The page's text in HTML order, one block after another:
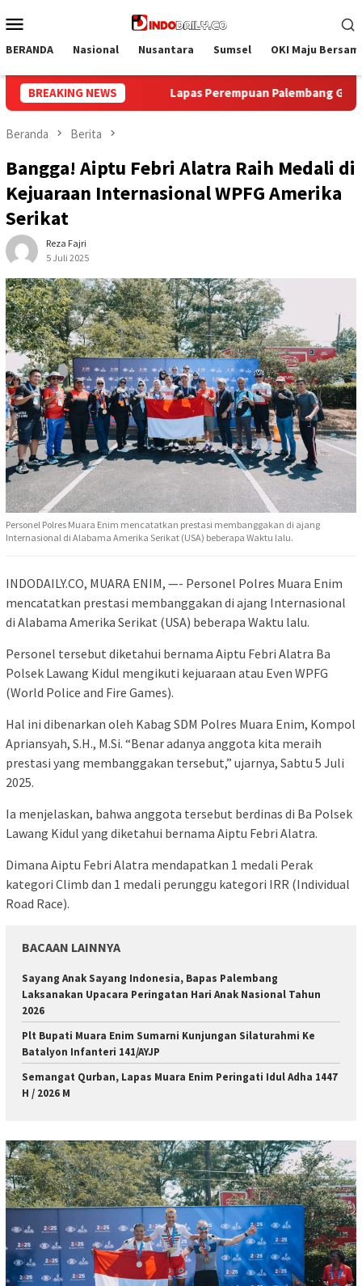
ke
Mobile
BERANDA Nasional Nusantara Sumsel OKI Maju
BREAKING NEWS
Palembang Gelar Aksi Bersih Kemerdekaan, Kobarkan
Beranda Berita
Bangga! Aiptu Febri Alatra Raih Medali di
Kejuaraan Internasional WPFG Amerika
Serikat
Reza Fajri
5 Juli 2025
Personel Polres Muara Enim mencatatkan prestasi membanggakan di ajang
Internasional di Alabama Amerika Serikat (USA) beberapa Waktu lalu.
INDODAILY.CO, MUARA ENIM, —- Personel Polres Muara Enim
mencatatkan prestasi membanggakan di ajang Internasional
di Alabama Amerika Serikat (USA) beberapa Waktu lalu.
Personel tersebut diketahui bernama Aiptu Febri Alatra Ba
Polsek Lawang Kidul mengikuti kejuaraan atau Even WPFG
(World Police and Fire Games).
Hal ini dibenarkan oleh Kabag SDM Polres Muara Enim, Kompol
Apriansyah, S.H., M.Si. “Benar adanya anggota kita meraih
prestasi yang membanggakan tersebut,” ujarnya, Sabtu 5 Juli
2025.
Ia menjelaskan, bahwa anggota tersebut berdinas di Ba Polsek
Lawang Kidul yang diketahui bernama Aiptu Febri Alatra.
Dimana Aiptu Febri Alatra mendapatkan 1 medali Perak
kategori Climb dan 1 medali perunggu kategori IRR (Individual
Road Race).
BACAAN LAINNYA
Sayang Anak Sayang Indonesia, Bapas Palembang
Laksanakan Upacara Peringatan Hari Anak Nasional Tahun
2026
Plt Bupati Muara Enim Sumarni Kunjungan Silaturahmi Ke
Batalyon Infanteri 141/AYJP
Semangat Qurban, Lapas Muara Enim Peringati Idul Adha 1447
H / 2026 M